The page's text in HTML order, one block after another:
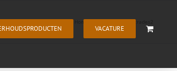
VACATURE
Home balustrades2